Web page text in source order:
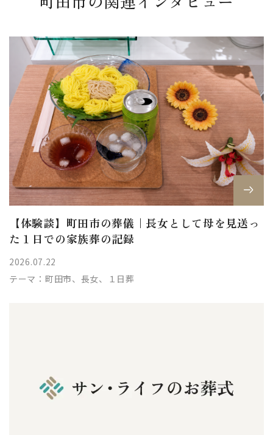
【体験談】町田市の葬儀｜長女として母を見送っ
た１日での家族葬の記録
2026.07.22
テーマ： 町田市、長女、１日葬